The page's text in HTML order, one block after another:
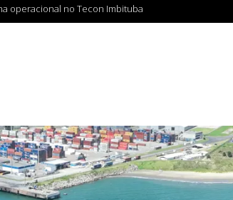
operacional no Tecon Imbituba